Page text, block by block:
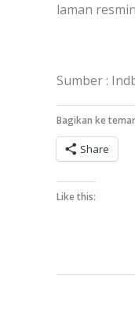
laman
Sumber :
Bagikan ke
Share
Like this: